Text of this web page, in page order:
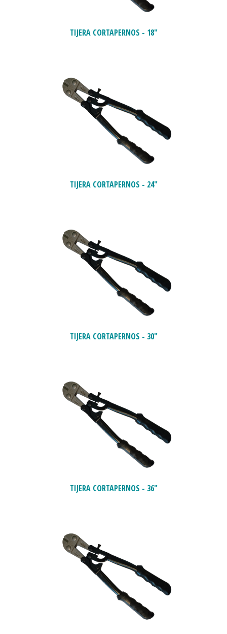
TIJERA CORTAPERNOS - 18"
TIJERA CORTAPERNOS - 24"
TIJERA CORTAPERNOS - 30"
TIJERA CORTAPERNOS - 36"